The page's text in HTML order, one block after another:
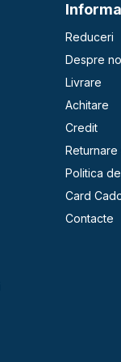
Reduceri
Despre
Livrare
Achitare
Credit
Returnare
Politica
Card
Contacte